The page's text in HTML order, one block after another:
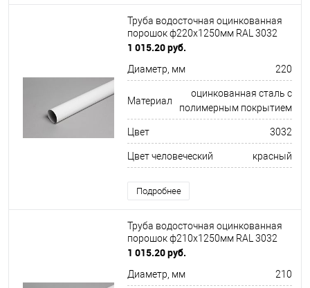
Труба водосточная оцинкованная
порошок ф220х1250мм RAL 3032
1 015.20 руб.
Диаметр, мм 220
Материал
оцинкованная сталь с
полимерным покрытием
Цвет 3032
Цвет человеческий красный
Подробнее
Труба водосточная оцинкованная
порошок ф210х1250мм RAL 3032
1 015.20 руб.
Диаметр, мм 210